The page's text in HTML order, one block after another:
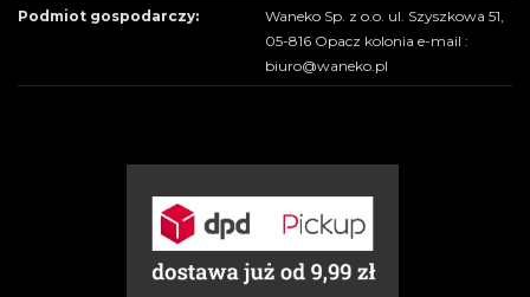
Podmiot gospodarczy:
Waneko Sp. z o.o. ul. Szyszkowa 51,
05-816 Opacz kolonia e-mail :
biuro@waneko.pl